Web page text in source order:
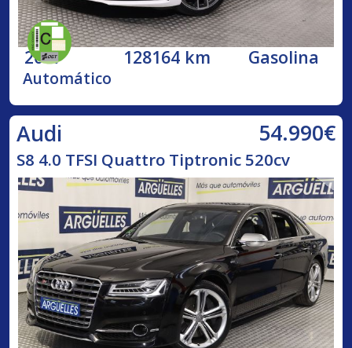
2017 128164 km Gasolina
Automático
Audi 54.990€
S8 4.0 TFSI Quattro Tiptronic 520cv